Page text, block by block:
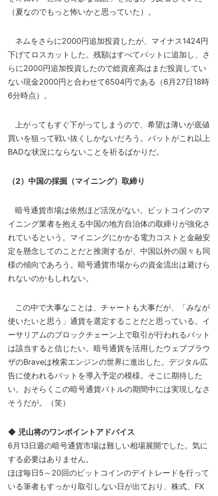
（夏なのでもっと怖いかと思っていた）。
ネムをさらに2000円追加投資したが、マイナス1424円
下げてロスカットした。残額はすべてバットに追加し、さ
らに2000円追加投資したので総資産高はまだ投資してい
ない現金2000円と合わせて6504円である（6月27日18時
6分時点）。
上がってもすぐ下がってしまうので、希望は薄いが底値
買いを狙って戦い抜くしかないだろう。バットがこれ以上
BADな状況にならないことを祈るばかりだ。
（2）中国の採掘（マイニング）取締り
暗号通貨市場は依然ほど活況がない。ビットコインのマ
イニング業者を抱える中国の地方自治体の取締りが強化さ
れているという。マイニングにかかる電力コストと金融安
定を懸念してのことだと推測するが、中国以外の国々も同
様の傾向であろう。暗号通貨市場からの資金流出は避けら
れないのかもしれない。
この中で大事なことは、チャートも大事だが、「みなが
使いたいと思う」通貨を選定することだと思っている。イ
ーサリアムのブロックチェーン上で取引が行われるバット
は該当すると信じたい。暗号通貨を活用したウェブブラウ
ザのBraveは検索エンジンの世界に進出した。デジタル広
告に使われるバットを導入予定の模様。そこに期待した
い。おそらくこの暗号通貨バトルの期間中には実現しなさ
そうだが。（笑）
◆ 児山将のワンポイントアドバイス
6月13日週の暗号通貨市場は難しい相場展開でした。気に
する必要はありません。
ほぼ毎日5～20回のビットコインのデイトレードを行って
いる筆者もすっかり取引しない日が出ており、株式、FX